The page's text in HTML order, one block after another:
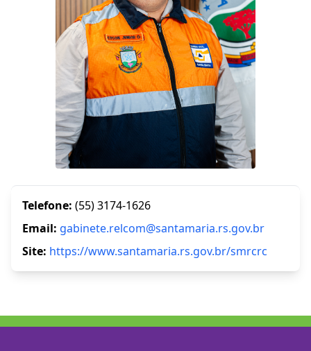
Telefone: (55) 3174-1626
Email: gabinete.relcom@santamaria.rs.gov.br
Site: https://www.santamaria.rs.gov.br/smrcrc